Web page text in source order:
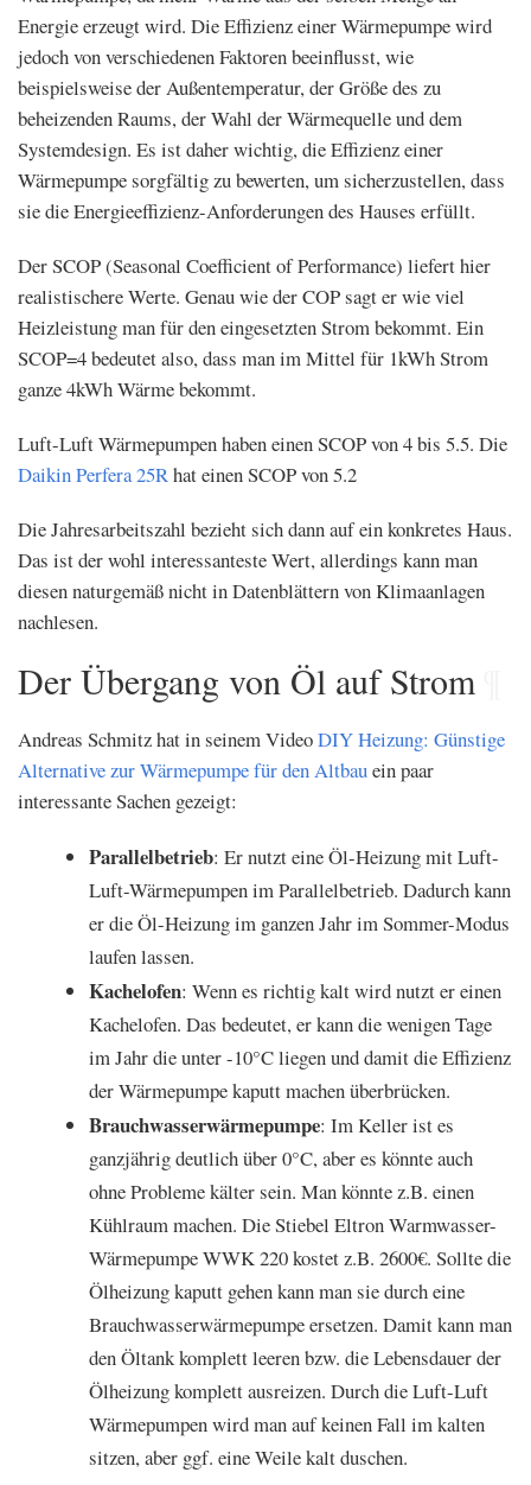
Energie erzeugt wird. Die Effizienz einer Wärmepumpe wird
jedoch von verschiedenen Faktoren beeinflusst, wie
beispielsweise der Außentemperatur, der Größe des zu
beheizenden Raums, der Wahl der Wärmequelle und dem
Systemdesign. Es ist daher wichtig, die Effizienz einer
Wärmepumpe sorgfältig zu bewerten, um sicherzustellen, dass
sie die Energieeffizienz-Anforderungen des Hauses erfüllt.
Der SCOP (Seasonal Coefficient of Performance) liefert hier
realistischere Werte. Genau wie der COP sagt er wie viel
Heizleistung man für den eingesetzten Strom bekommt. Ein
SCOP=4 bedeutet also, dass man im Mittel für 1kWh Strom
ganze 4kWh Wärme bekommt.
Luft-Luft Wärmepumpen haben einen SCOP von 4 bis 5.5. Die
Daikin Perfera 25Rhat einen SCOP von 5.2
Die Jahresarbeitszahl bezieht sich dann auf ein konkretes Haus.
Das ist der wohl interessanteste Wert, allerdings kann man
diesen naturgemäß nicht in Datenblättern von Klimaanlagen
nachlesen.
Der Übergang von Öl auf Strom
Andreas Schmitz hat in seinem VideoDIY Heizung: Günstige
Alternative zur Wärmepumpe für den Altbauein paar
interessante Sachen gezeigt:
Parallelbetrieb: Er nutzt eine Öl-Heizung mit Luft-
Luft-Wärmepumpen im Parallelbetrieb. Dadurch kann
er die Öl-Heizung im ganzen Jahr im Sommer-Modus
laufen lassen.
Kachelofen: Wenn es richtig kalt wird nutzt er einen
Kachelofen. Das bedeutet, er kann die wenigen Tage
im Jahr die unter -10°C liegen und damit die Effizienz
der Wärmepumpe kaputt machen überbrücken.
Brauchwasserwärmepumpe: Im Keller ist es
ganzjährig deutlich über 0°C, aber es könnte auch
ohne Probleme kälter sein. Man könnte z.B. einen
Kühlraum machen. Die Stiebel Eltron Warmwasser-
Wärmepumpe WWK 220 kostet z.B. 2600€. Sollte die
Ölheizung kaputt gehen kann man sie durch eine
Brauchwasserwärmepumpe ersetzen. Damit kann man
den Öltank komplett leeren bzw. die Lebensdauer der
Ölheizung komplett ausreizen. Durch die Luft-Luft
Wärmepumpen wird man auf keinen Fall im kalten
sitzen, aber ggf. eine Weile kalt duschen.